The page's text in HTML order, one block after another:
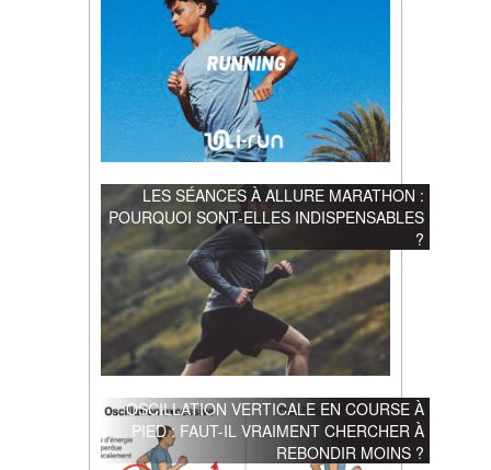
LES SÉANCES À ALLURE MARATHON :
POURQUOI SONT-ELLES INDISPENSABLES
?
OSCILLATION VERTICALE EN COURSE À
PIED : FAUT-IL VRAIMENT CHERCHER À
REBONDIR MOINS ?